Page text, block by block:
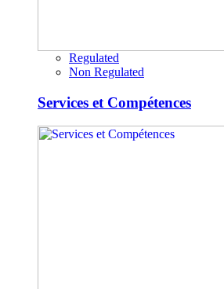
Regulated
Non Regulated
Services et Compétences